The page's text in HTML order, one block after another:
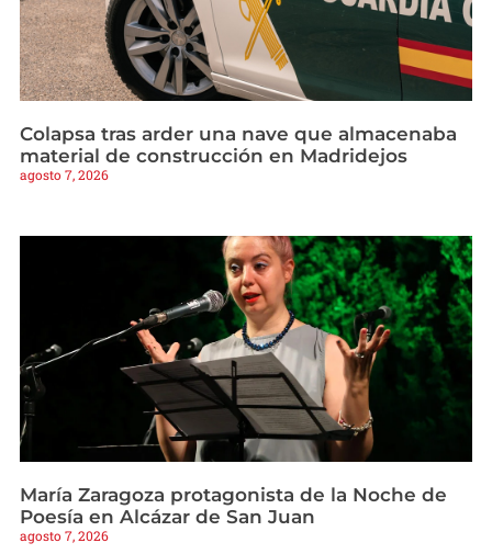
Colapsa tras arder una nave que almacenaba
material de construcción en Madridejos
agosto 7, 2026
María Zaragoza protagonista de la Noche de
Poesía en Alcázar de San Juan
agosto 7, 2026